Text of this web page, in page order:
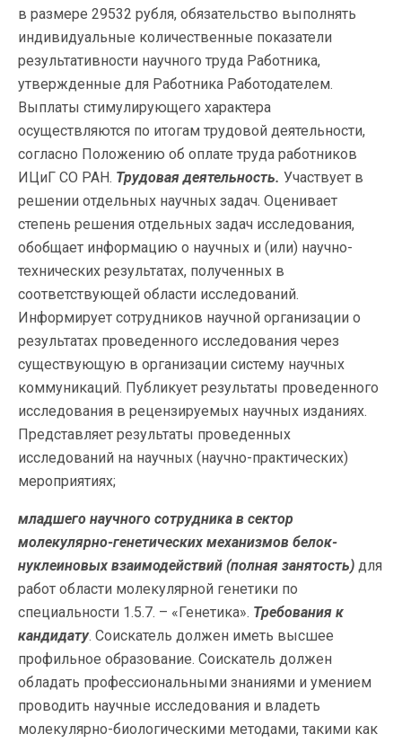
в размере 29532 рубля, обязательство выполнять
индивидуальные количественные показатели
результативности научного труда Работника,
утвержденные для Работника Работодателем.
Выплаты стимулирующего характера
осуществляются по итогам трудовой деятельности,
согласно Положению об оплате труда работников
ИЦиГ СО РАН. Трудовая деятельность. Участвует в
решении отдельных научных задач. Оценивает
степень решения отдельных задач исследования,
обобщает информацию о научных и (или) научно-
технических результатах, полученных в
соответствующей области исследований.
Информирует сотрудников научной организации о
результатах проведенного исследования через
существующую в организации систему научных
коммуникаций. Публикует результаты проведенного
исследования в рецензируемых научных изданиях.
Представляет результаты проведенных
исследований на научных (научно-практических)
мероприятиях;
младшего научного сотрудника в сектор
молекулярно-генетических механизмов белок-
нуклеиновых взаимодействий (полная занятость) для
работ области молекулярной генетики по
специальности 1.5.7. – «Генетика». Требования к
кандидату. Соискатель должен иметь высшее
профильное образование. Соискатель должен
обладать профессиональными знаниями и умением
проводить научные исследования и владеть
молекулярно-биологическими методами, такими как